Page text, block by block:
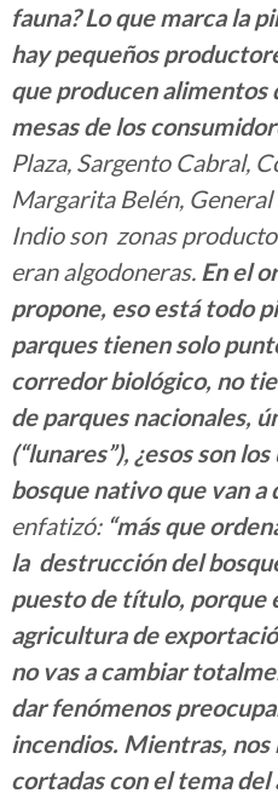
fauna? Lo que marca la
hay pequeños
que producen alimentos
mesas de los
Plaza, Sargento Cabral,
Margarita Belén,
Indio son zonas
eran algodoneras. En el
propone, eso está todo
parques tienen solo
corredor biológico, no
de parques nacionales,
(“lunares”), ¿esos son
bosque nativo que van a
enfatizó: “más que
la destrucción del
puesto de título, porque
agricultura de
no vas a cambiar
dar fenómenos
incendios. Mientras, nos
cortadas con el tema del